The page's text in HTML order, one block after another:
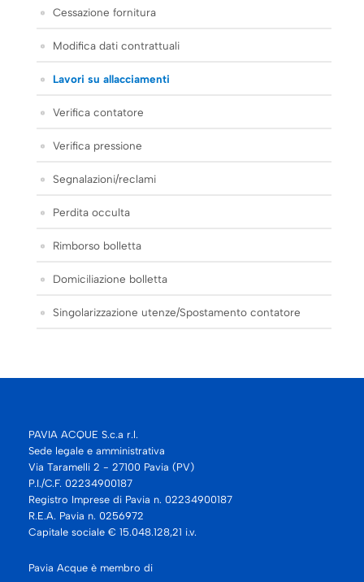
Cessazione fornitura
Modifica dati contrattuali
Lavori su allacciamenti
Verifica contatore
Verifica pressione
Segnalazioni/reclami
Perdita occulta
Rimborso bolletta
Domiciliazione bolletta
Singolarizzazione utenze/Spostamento contatore
PAVIA ACQUE S.c.a r.l.
Sede legale e amministrativa
Via Taramelli 2 - 27100 Pavia (PV)
P.I./C.F. 02234900187
Registro Imprese di Pavia n. 02234900187
R.E.A. Pavia n. 0256972
Capitale sociale € 15.048.128,21 i.v.
Pavia Acque è membro di